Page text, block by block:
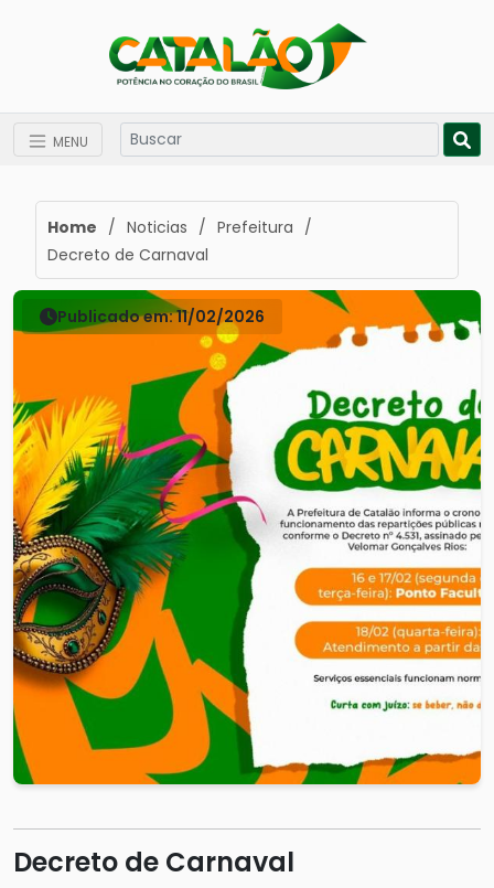
MENU
Home / Noticias / Prefeitura /
Decreto de Carnaval
Publicado em: 11/02/2026
Decreto de Carnaval